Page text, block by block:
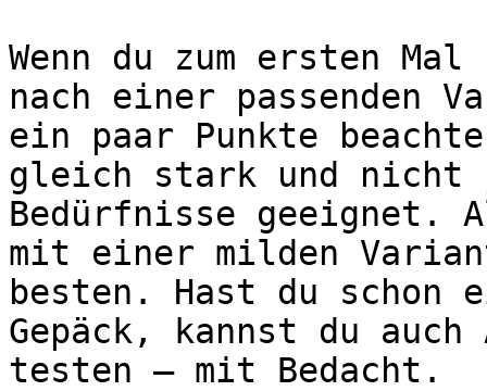
Wenn du zum ersten
nach einer passenden
ein paar Punkte
gleich stark und
Bedürfnisse geeignet.
mit einer milden
besten. Hast du schon
Gepäck, kannst du
testen – mit Bedacht.